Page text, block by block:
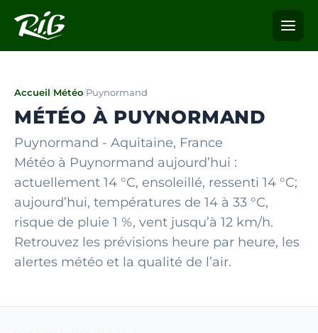
Accueil/Météo/Puynormand
MÉTÉO À PUYNORMAND
Puynormand - Aquitaine, France
Météo à Puynormand aujourd’hui :
actuellement 14 °C, ensoleillé, ressenti 14 °C;
aujourd’hui, températures de 14 à 33 °C,
risque de pluie 1 %, vent jusqu’à 12 km/h.
Retrouvez les prévisions heure par heure, les
alertes météo et la qualité de l’air.